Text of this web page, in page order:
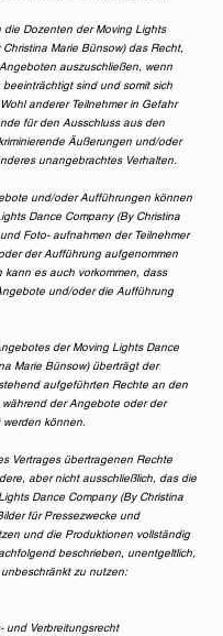
die Dozenten der Moving Lights
Marie Bünsow) das Recht,
auszuschließen, wenn
sind und somit sich
anderer Teilnehmer in Gefahr
für den Ausschluss aus den
Äußerungen und/oder
unangebrachtes Verhalten.
und/oder Aufführungen können
Dance Company (By Christina
Foto- aufnahmen der Teilnehmer
der Aufführung aufgenommen
kann es auch vorkommen, dass
und/oder die Aufführung
der Moving Lights Dance
Marie Bünsow) überträgt der
aufgeführten Rechte an den
der Angebote oder der
können.
Vertrages übertragenen Rechte
aber nicht ausschließlich, das die
Dance Company (By Christina
für Pressezwecke und
und die Produktionen vollständig
beschrieben, unentgeltlich,
zu nutzen:
und Verbreitungsrecht